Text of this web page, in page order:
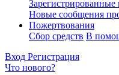
Зарегистрированные
Новые сообщения
Пожертвования
Сбор средств В
Вход Регистрация
Что нового?